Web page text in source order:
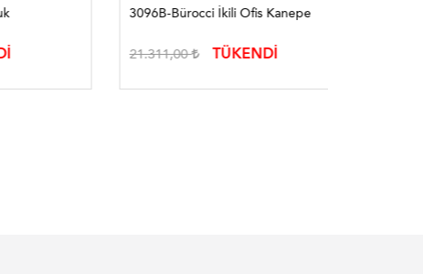
3096B-Bürocci İkili Ofis Kanepe
21.311,00 TÜKENDİ